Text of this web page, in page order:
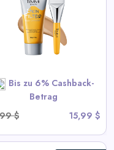
Bis zu 6% Cashback-
Betrag
$
15,99 $